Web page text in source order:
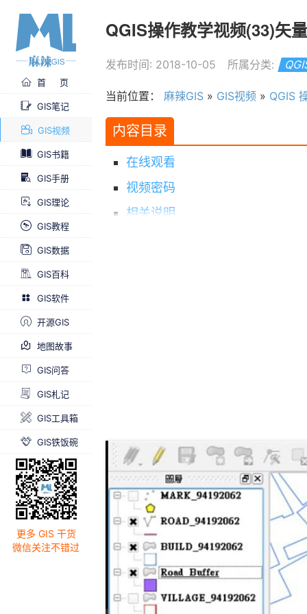
首 页
GIS笔记
GIS视频
GIS书籍
GIS手册
GIS理论
GIS教程
GIS数据
GIS百科
GIS软件
开源GIS
地图故事
GIS问答
GIS札记
GIS工具箱
GIS铁饭碗
更多 GIS 干货
微信关注不错过
QGIS操作教学视频(33)矢
发布时间: 2018-10-05 所属分类:
当前位置： 麻辣GIS » GIS视频 » QGIS
内容目录
在线观看
视频密码
相关说明